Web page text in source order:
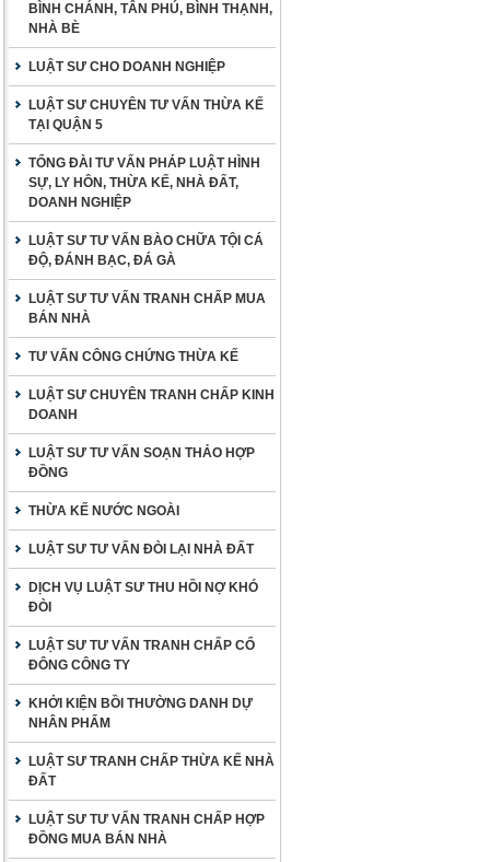
BÌNH CHÁNH, TÂN PHÚ, BÌNH THẠNH,
NHÀ BÈ
LUẬT SƯ CHO DOANH NGHIỆP
LUẬT SƯ CHUYÊN TƯ VẤN THỪA KẾ
TẠI QUẬN 5
TỔNG ĐÀI TƯ VẤN PHÁP LUẬT HÌNH
SỰ, LY HÔN, THỪA KẾ, NHÀ ĐẤT,
DOANH NGHIỆP
LUẬT SƯ TƯ VẤN BÀO CHỮA TỘI CÁ
ĐỘ, ĐÁNH BẠC, ĐÁ GÀ
LUẬT SƯ TƯ VẤN TRANH CHẤP MUA
BÁN NHÀ
TƯ VẤN CÔNG CHỨNG THỪA KẾ
LUẬT SƯ CHUYÊN TRANH CHẤP KINH
DOANH
LUẬT SƯ TƯ VẤN SOẠN THẢO HỢP
ĐỒNG
THỪA KẾ NƯỚC NGOÀI
LUẬT SƯ TƯ VẤN ĐÒI LẠI NHÀ ĐẤT
DỊCH VỤ LUẬT SƯ THU HỒI NỢ KHÓ
ĐÒI
LUẬT SƯ TƯ VẤN TRANH CHẤP CỔ
ĐÔNG CÔNG TY
KHỞI KIỆN BỒI THƯỜNG DANH DỰ
NHÂN PHẨM
LUẬT SƯ TRANH CHẤP THỪA KẾ NHÀ
ĐẤT
LUẬT SƯ TƯ VẤN TRANH CHẤP HỢP
ĐỒNG MUA BÁN NHÀ